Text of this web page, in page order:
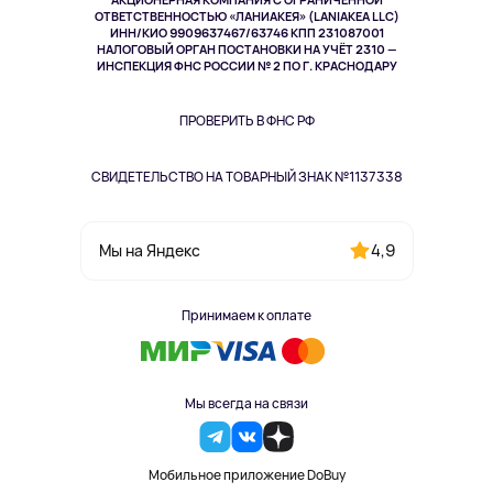
ОТВЕТСТВЕННОСТЬЮ «ЛАНИАКЕЯ» (LANIAKEA LLC)
ИНН/КИО 9909637467/63746 КПП 231087001
НАЛОГОВЫЙ ОРГАН ПОСТАНОВКИ НА УЧЁТ 2310 —
ИНСПЕКЦИЯ ФНС РОССИИ № 2 ПО Г. КРАСНОДАРУ
ПРОВЕРИТЬ В ФНС РФ
СВИДЕТЕЛЬСТВО НА ТОВАРНЫЙ ЗНАК №1137338
Мы на Яндекс 4,9
Принимаем к оплате
Мы всегда на связи
Мобильное приложение DoBuy
Здоровье питомцев
Одежда и аксессуары